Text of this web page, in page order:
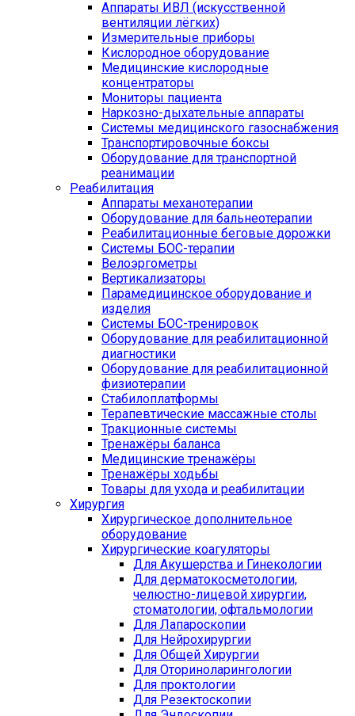
Аппараты ИВЛ (искусственной
вентиляции лёгких)
Измерительные приборы
Кислородное оборудование
Медицинские кислородные
концентраторы
Мониторы пациента
Наркозно-дыхательные аппараты
Системы медицинского газоснабжения
Транспортировочные боксы
Оборудование для транспортной
реанимации
Реабилитация
Аппараты механотерапии
Оборудование для бальнеотерапии
Реабилитационные беговые дорожки
Системы БОС-терапии
Велоэргометры
Вертикализаторы
Парамедицинское оборудование и
изделия
Системы БОС-тренировок
Оборудование для реабилитационной
диагностики
Оборудование для реабилитационной
физиотерапии
Стабилоплатформы
Терапевтические массажные столы
Тракционные системы
Тренажёры баланса
Медицинские тренажёры
Тренажёры ходьбы
Товары для ухода и реабилитации
Хирургия
Хирургическое дополнительное
оборудование
Хирургические коагуляторы
Для Акушерства и Гинекологии
Для дерматокосметологии,
челюстно-лицевой хирургии,
стоматологии, офтальмологии
Для Лапароскопии
Для Нейрохирургии
Для Общей Хирургии
Для Оториноларингологии
Для проктологии
Для Резектоскопии